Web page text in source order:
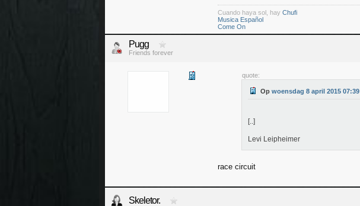
Cuando haya sol, hay Chufi
Musica Español
Come On
Pugg
Friends forever
quote:
Op woensdag 8 april 2015 07:39
[..]
Levi Leipheimer
race circuit
Skeletor.